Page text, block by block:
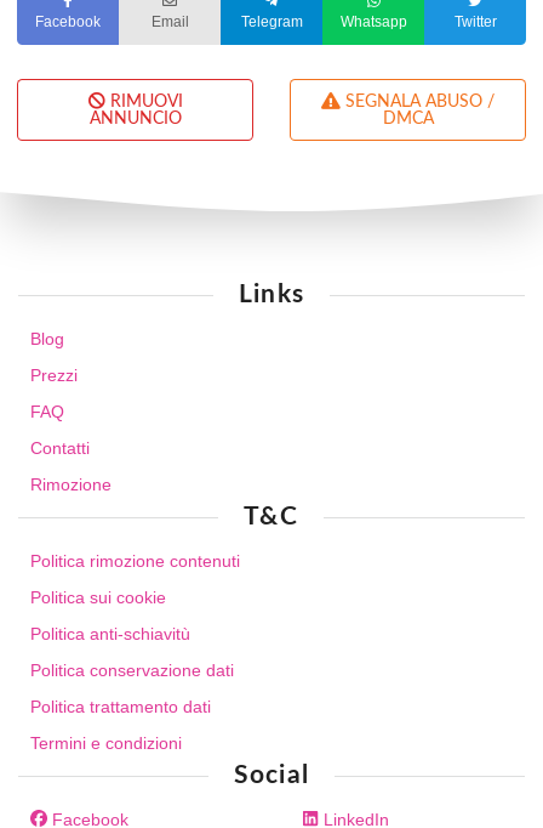
Facebook Email Telegram Whatsapp Twitter
RIMUOVI
ANNUNCIO
DMCA
Links
Blog
Prezzi
FAQ
Contatti
Rimozione
T&C
Politica rimozione contenuti
Politica sui cookie
Politica anti-schiavitù
Politica conservazione dati
Politica trattamento dati
Termini e condizioni
Social
Facebook LinkedIn